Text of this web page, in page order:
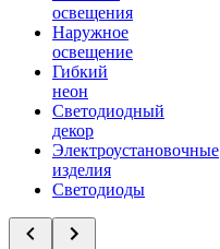
освещения
Наружное
освещение
Гибкий
неон
Светодиодный
декор
Электроустановочные
изделия
Светодиоды